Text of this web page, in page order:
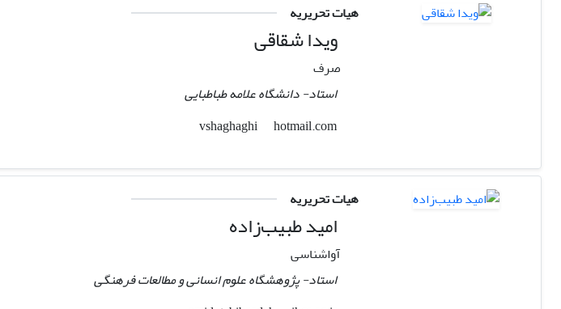
هیات تحریریه
ویدا شقاقی
صرف
استاد- دانشگاه علامه طباطبایی
hotmail.com
هیات تحریریه
امید طبیب‌زاده
آواشناسی
استاد- پژوهشگاه علوم انسانی و مطالعات فرهنگی